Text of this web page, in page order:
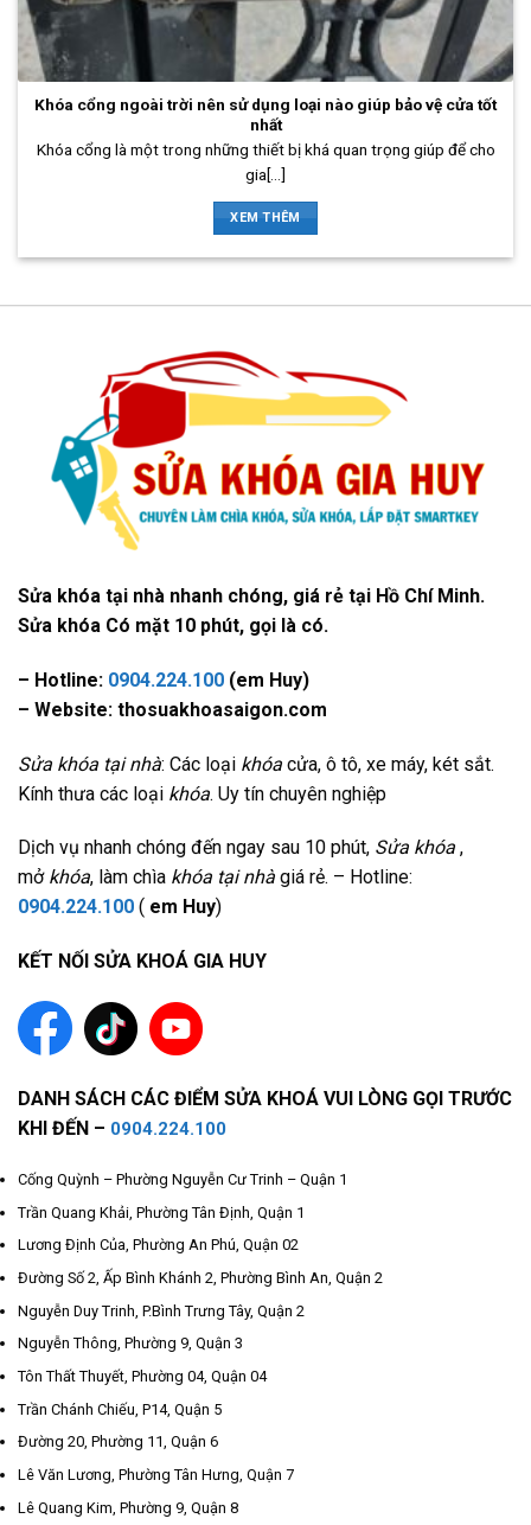
Khóa cổng ngoài trời nên sử dụng loại nào giúp bảo vệ cửa tốt
nhất
Khóa cổng là một trong những thiết bị khá quan trọng giúp để cho
gia[...]
XEM THÊM
Sửa khóa tại nhà nhanh chóng, giá rẻ tại Hồ Chí Minh.
Sửa khóa Có mặt 10 phút, gọi là có.
– Hotline: 0904.224.100 (em Huy)
– Website: thosuakhoasaigon.com
Sửa khóa tại nhà: Các loại khóa cửa, ô tô, xe máy, két sắt.
Kính thưa các loại khóa. Uy tín chuyên nghiệp
Dịch vụ nhanh chóng đến ngay sau 10 phút, Sửa khóa ,
mở khóa, làm chìa khóa tại nhà giá rẻ. – Hotline:
0904.224.100 ( em Huy)
KẾT NỐI SỬA KHOÁ GIA HUY
DANH SÁCH CÁC ĐIỂM SỬA KHOÁ VUI LÒNG GỌI TRƯỚC
KHI ĐẾN – 0904.224.100
Cống Quỳnh – Phường Nguyễn Cư Trinh – Quận 1
Trần Quang Khải, Phường Tân Định, Quận 1
Lương Định Của, Phường An Phú, Quận 02
Đường Số 2, Ấp Bình Khánh 2, Phường Bình An, Quận 2
Nguyễn Duy Trinh, P.Bình Trưng Tây, Quận 2
Nguyễn Thông, Phường 9, Quận 3
Tôn Thất Thuyết, Phường 04, Quận 04
Trần Chánh Chiếu, P14, Quận 5
Đường 20, Phường 11, Quận 6
Lê Văn Lương, Phường Tân Hưng, Quận 7
Lê Quang Kim, Phường 9, Quận 8